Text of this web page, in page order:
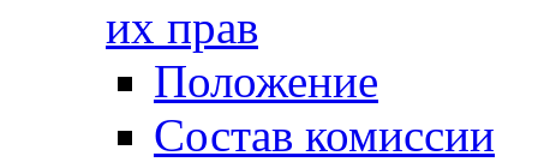
их прав
Положение
Состав комиссии